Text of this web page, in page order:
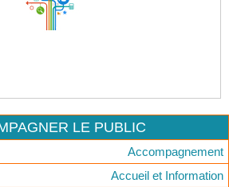
LE PUBLIC
Accompagnement
Accueil et Information